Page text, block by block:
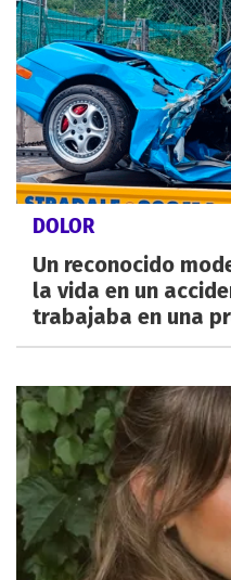
DOLOR
Un reconocido
la vida en un
trabajaba en una